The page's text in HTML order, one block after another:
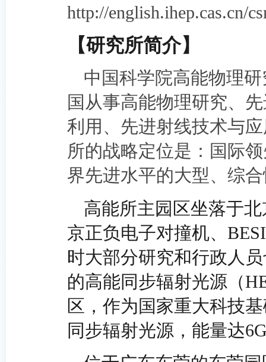
http://english.ihep.cas.cn/
【研究所简介】
中国科学院高能物理
国从事高能物理研究、
利用、先进射线技术与
所的战略定位是：国际
界先进水平的大型、综
高能所主园区坐落于
京正负电子对撞机、
时大部分研究和行政人
的高能同步辐射光源（
区，作为国家重大科技
同步辐射光源，能量达